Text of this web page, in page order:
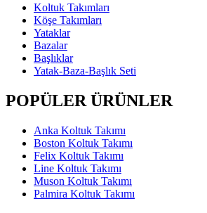
Koltuk Takımları
Köşe Takımları
Yataklar
Bazalar
Başlıklar
Yatak-Baza-Başlık Seti
POPÜLER ÜRÜNLER
Anka Koltuk Takımı
Boston Koltuk Takımı
Felix Koltuk Takımı
Line Koltuk Takımı
Muson Koltuk Takımı
Palmira Koltuk Takımı